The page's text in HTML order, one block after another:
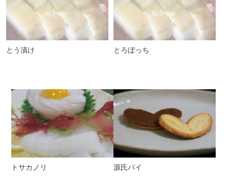
とう漬け とろぼっち
トサカノリ 源氏パイ